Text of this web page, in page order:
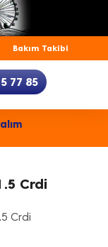
Bakım Takibi
77 85
Crdi
Crdi